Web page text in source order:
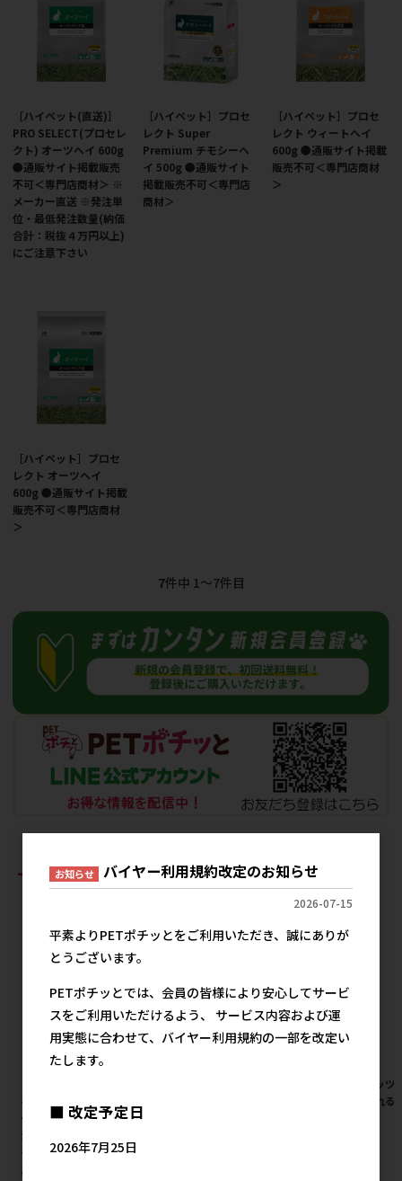
［ハイペット(直送)］
PRO SELECT(プロセレ
クト) オーツヘイ 600g
●通販サイト掲載販売
不可＜専門店商材＞ ※
メーカー直送 ※発注単
位・最低発注数量(納価
合計：税抜４万円以上)
にご注意下さい
［ハイペット］プロセ
レクト Super
Premium チモシーヘ
イ 500g ●通販サイト
掲載販売不可＜専門店
商材＞
［ハイペット］プロセ
レクト ウィートヘイ
600g ●通販サイト掲載
販売不可＜専門店商材
＞
［ハイペット］プロセ
レクト オーツヘイ
600g ●通販サイト掲載
販売不可＜専門店商材
＞
7件中 1〜7件目
おすすめ商品
ペットプロ 固まる猫砂 8L ※メ
ーカー直送（本州のみ） ※発
注単位・最低発注数量(混載10
ケース以上)にご注意下さい 【8
月特価】
［ペッ
じゃれる
お知らせ バイヤー利用規約改定のお知らせ
2026-07-15
平素よりPETポチッとをご利用いただき、誠にありが
とうございます。
PETポチッとでは、会員の皆様により安心してサービ
スをご利用いただけるよう、 サービス内容および運
用実態に合わせて、バイヤー利用規約の一部を改定い
たします。
■ 改定予定日
2026年7月25日